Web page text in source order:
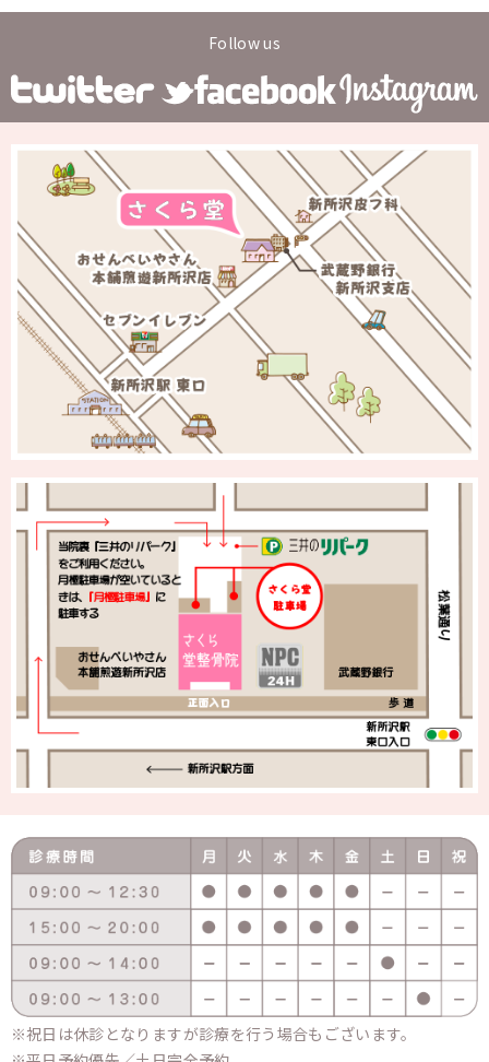
Follow us
祝日は休診となりますが診療を行う場合もございます。